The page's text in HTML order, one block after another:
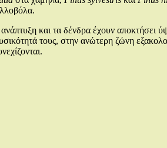
και τα δένδρα έχουν αποκτήσει
τους, στην ανώτερη ζώνη